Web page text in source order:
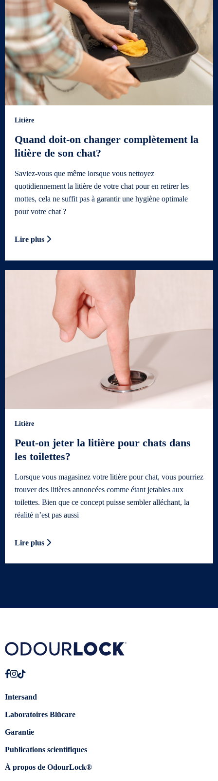
Litière
Quand doit-on changer complètement la
litière de son chat?
Saviez-vous que même lorsque vous nettoyez
quotidiennement la litière de votre chat pour en retirer les
mottes, cela ne suffit pas à garantir une hygiène optimale
pour votre chat ?
Lire plus
Litière
Peut-on jeter la litière pour chats dans
les toilettes?
Lorsque vous magasinez votre litière pour chat, vous pourriez
trouver des litières annoncées comme étant jetables aux
toilettes. Bien que ce concept puisse sembler alléchant, la
réalité n’est pas aussi
Lire plus
Intersand
Laboratoires Blücare
Garantie
Publications scientifiques
À propos de OdourLock®